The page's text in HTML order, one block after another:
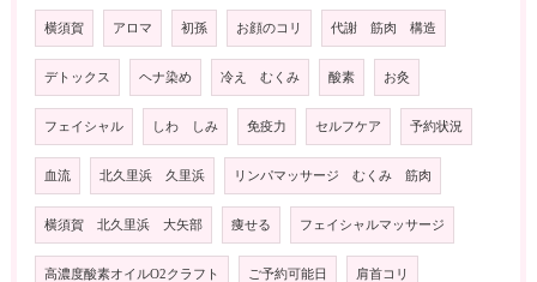
横須賀 アロマ 初孫 お顔のコリ 代謝 筋肉 構造
デトックス ヘナ染め 冷え むくみ 酸素 お灸
フェイシャル しわ しみ 免疫力 セルフケア 予約状況
血流 北久里浜 久里浜 リンパマッサージ むくみ 筋肉
横須賀 北久里浜 大矢部 痩せる フェイシャルマッサージ
高濃度酸素オイルO2クラフト ご予約可能日 肩首コリ